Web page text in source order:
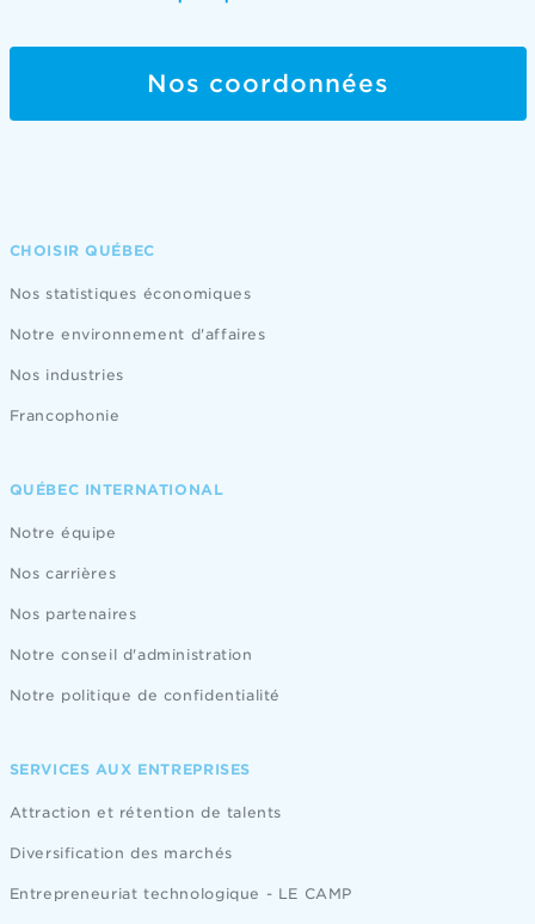
Nos coordonnées
CHOISIR QUÉBEC
Nos statistiques économiques
Notre environnement d'affaires
Nos industries
Francophonie
QUÉBEC INTERNATIONAL
Notre équipe
Nos carrières
Nos partenaires
Notre conseil d'administration
Notre politique de confidentialité
SERVICES AUX ENTREPRISES
Attraction et rétention de talents
Diversification des marchés
Entrepreneuriat technologique - LE CAMP